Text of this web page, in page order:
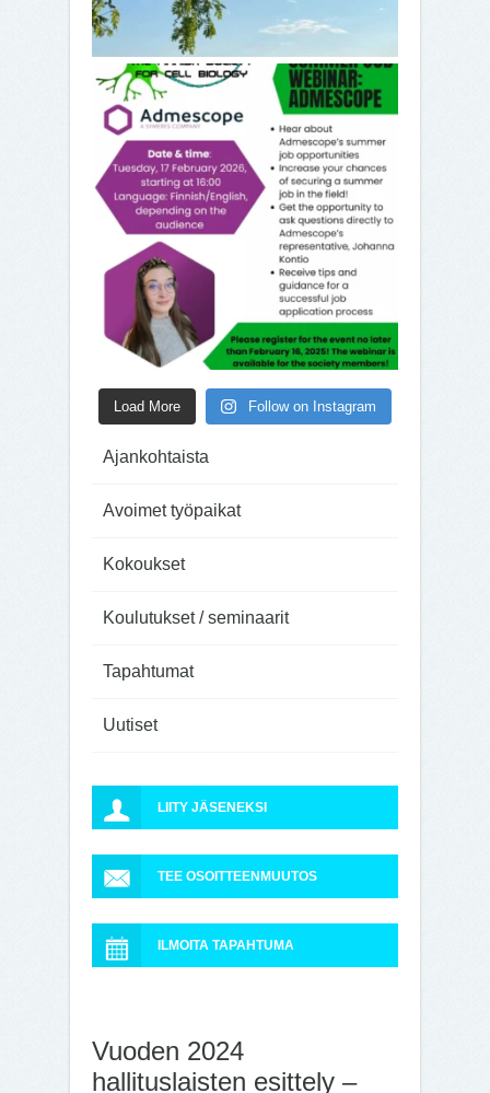
Load More Follow on Instagram
Ajankohtaista
Avoimet työpaikat
Kokoukset
Koulutukset / seminaarit
Tapahtumat
Uutiset
LIITY JÄSENEKSI
TEE OSOITTEENMUUTOS
ILMOITA TAPAHTUMA
Vuoden 2024
hallituslaisten esittely –